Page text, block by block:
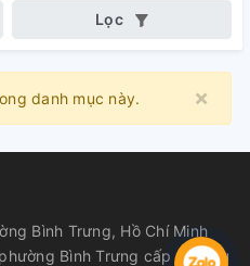
Lọc
×
danh mục này.
Bình Trưng, Hồ Chí Minh
Bình Trưng cấp lần đầu